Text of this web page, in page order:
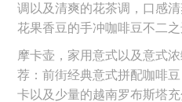
调以及清爽的花茶调，口感
花果香豆的手冲咖啡豆不二之
摩卡壶，家用意式以及意式
荐：前街经典意式拼配咖啡
卡以及少量的越南罗布斯塔